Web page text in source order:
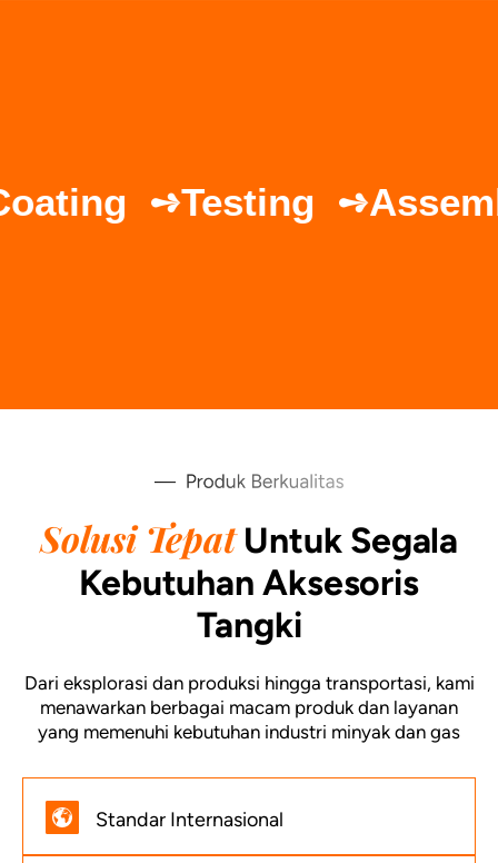
Coating ➺Testing ➺
Solusi TepatUntuk Segala
Kebutuhan Aksesoris
Tangki
Dari eksplorasi dan produksi hingga transportasi, kami
menawarkan berbagai macam produk dan layanan
yang memenuhi kebutuhan industri minyak dan gas
Standar Internasional